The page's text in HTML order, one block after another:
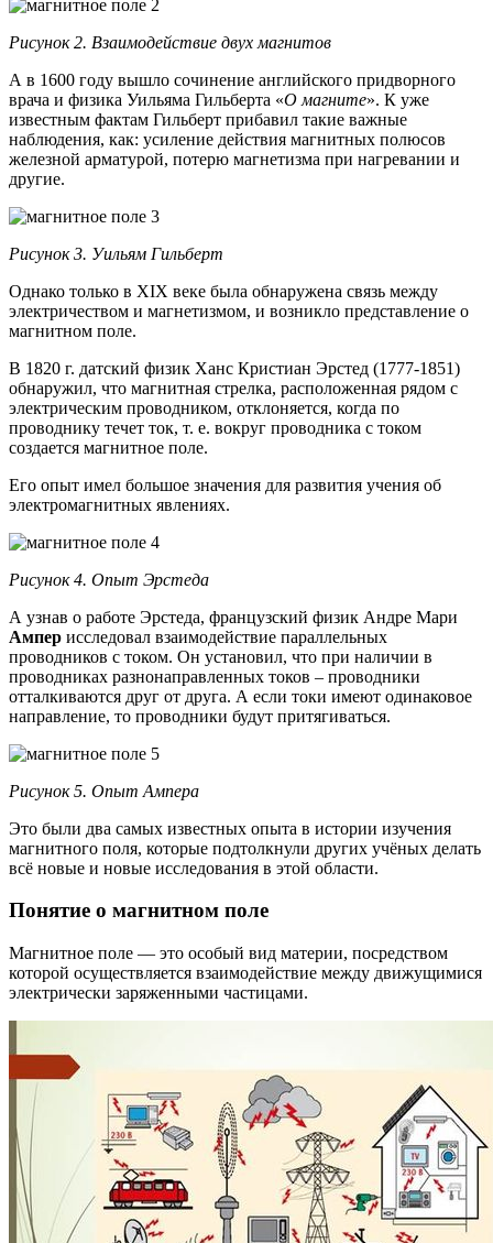
Рисунок 2. Взаимодействие двух магнитов
А в 1600 году вышло сочинение английского придворного
врача и физика Уильяма Гильберта «О магните». К уже
известным фактам Гильберт прибавил такие важные
наблюдения, как: усиление действия магнитных полюсов
железной арматурой, потерю магнетизма при нагревании и
другие.
Рисунок 3. Уильям Гильберт
Однако только в XIX веке была обнаружена связь между
электричеством и магнетизмом, и возникло представление о
магнитном поле.
В 1820 г. датский физик Ханс Кристиан Эрстед (1777-1851)
обнаружил, что магнитная стрелка, расположенная рядом с
электрическим проводником, отклоняется, когда по
проводнику течет ток, т. е. вокруг проводника с током
создается магнитное поле.
Его опыт имел большое значения для развития учения об
электромагнитных явлениях.
Рисунок 4. Опыт Эрстеда
А узнав о работе Эрстеда, французский физик Андре Мари
Ампер исследовал взаимодействие параллельных
проводников с током. Он установил, что при наличии в
проводниках разнонаправленных токов – проводники
отталкиваются друг от друга. А если токи имеют одинаковое
направление, то проводники будут притягиваться.
Рисунок 5. Опыт Ампера
Это были два самых известных опыта в истории изучения
магнитного поля, которые подтолкнули других учёных делать
всё новые и новые исследования в этой области.
Понятие о магнитном поле
Магнитное поле — это особый вид материи, посредством
которой осуществляется взаимодействие между движущимися
электрически заряженными частицами.